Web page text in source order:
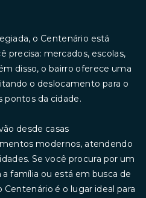
o Centenário está
precisa: mercados, escolas,
disso, o bairro oferece uma
o deslocamento para o
pontos da cidade.
desde casas
modernos, atendendo
Se você procura por um
família ou está em busca de
é o lugar ideal para